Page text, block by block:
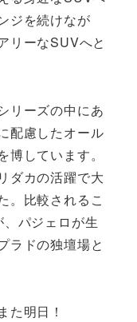
ジを続けなが
リーなSUVへと
リーズの中にあ
配慮したオール
しています。
ダカの活躍で大
。比較されるこ
パジェロが生
ラドの独壇場と
た明日！